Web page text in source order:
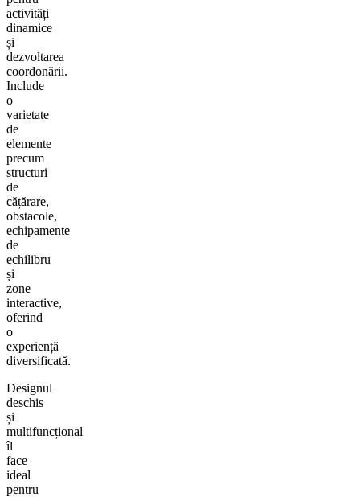
activități
dinamice
și
dezvoltarea
coordonării.
Include
o
varietate
de
elemente
precum
structuri
de
cățărare,
obstacole,
echipamente
de
echilibru
și
zone
interactive,
oferind
o
experiență
diversificată.
Designul
deschis
și
multifuncțional
îl
face
ideal
pentru